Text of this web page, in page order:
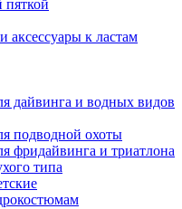
пяткой
к ластам
дайвинга и водных видов
подводной охоты
фридайвинга и триатлона
типа